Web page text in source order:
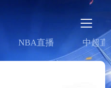
NBA直播 中超直